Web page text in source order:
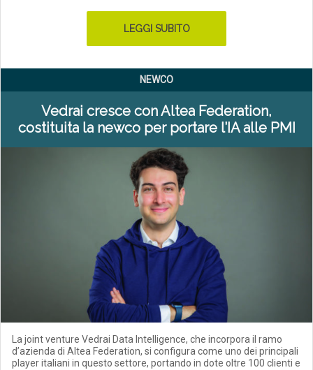
LEGGI SUBITO
NEWCO
Vedrai cresce con Altea Federation,
costituita la newco per portare l’IA alle PMI
La joint venture Vedrai Data Intelligence, che incorpora il ramo
d’azienda di Altea Federation, si configura come uno dei principali
player italiani in questo settore, portando in dote oltre 100 clienti e